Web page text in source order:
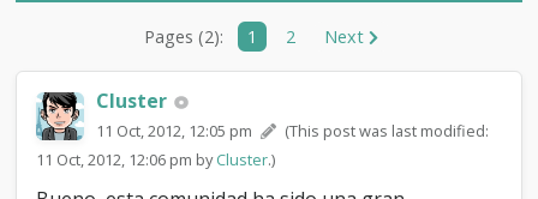
p
Pages (2): 1 2 Next
Cluster
11 Oct, 2012, 12:05 pm
(This post was last modified:
11 Oct, 2012, 12:06 pm byCluster.)